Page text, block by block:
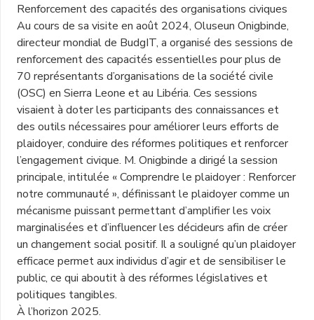
Renforcement des capacités des organisations civiques
Au cours de sa visite en août 2024, Oluseun Onigbinde,
directeur mondial de BudgIT, a organisé des sessions de
renforcement des capacités essentielles pour plus de
70 représentants d’organisations de la société civile
(OSC) en Sierra Leone et au Libéria. Ces sessions
visaient à doter les participants des connaissances et
des outils nécessaires pour améliorer leurs efforts de
plaidoyer, conduire des réformes politiques et renforcer
l’engagement civique. M. Onigbinde a dirigé la session
principale, intitulée « Comprendre le plaidoyer : Renforcer
notre communauté », définissant le plaidoyer comme un
mécanisme puissant permettant d’amplifier les voix
marginalisées et d’influencer les décideurs afin de créer
un changement social positif. Il a souligné qu’un plaidoyer
efficace permet aux individus d’agir et de sensibiliser le
public, ce qui aboutit à des réformes législatives et
politiques tangibles.
À l’horizon 2025.